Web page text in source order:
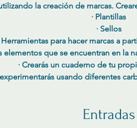
la creación de marcas.
· Plantillas
· Sellos
Herramientas para hacer marcas a
elementos que se encuentran en la
· Crearás un cuaderno de tu
experimentarás usando diferentes
Entradas